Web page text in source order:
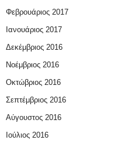
Φεβρουάριος 2017
Ιανουάριος 2017
Δεκέμβριος 2016
Νοέμβριος 2016
Οκτώβριος 2016
Σεπτέμβριος 2016
Αύγουστος 2016
Ιούλιος 2016